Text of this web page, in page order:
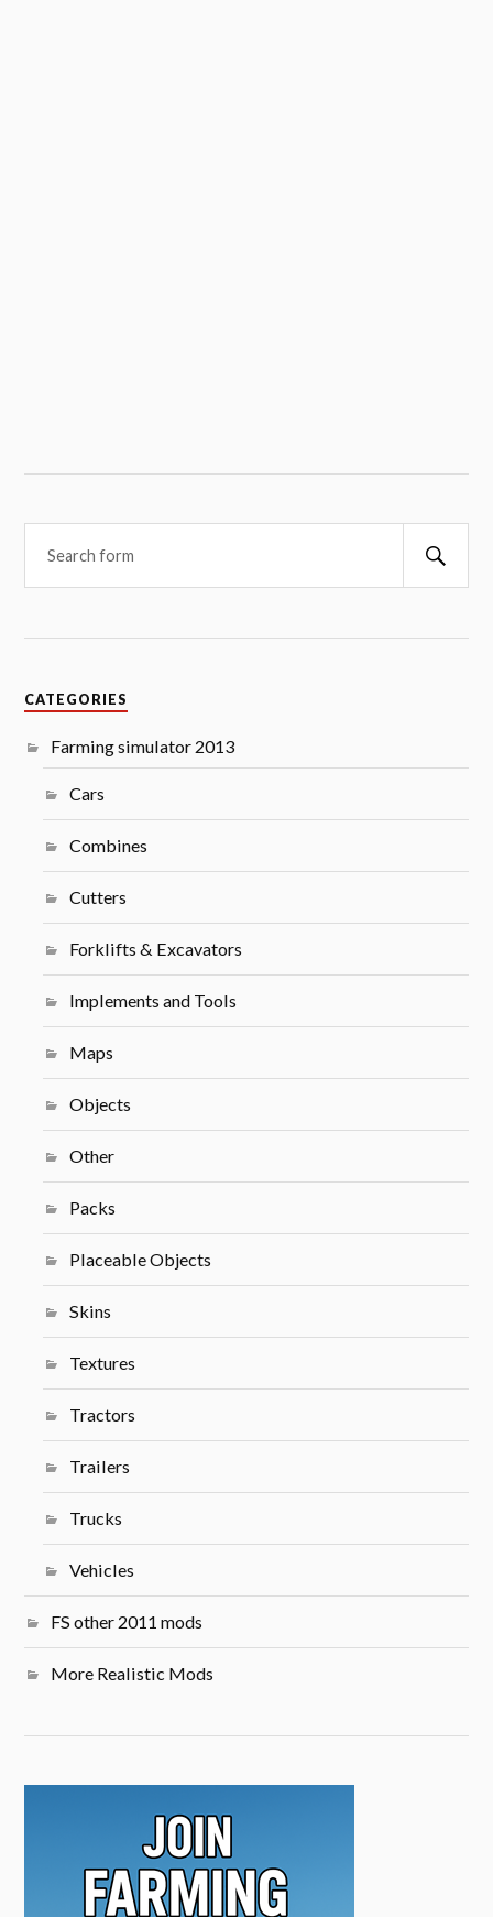
CATEGORIES
Farming simulator 2013
Cars
Combines
Cutters
Forklifts & Excavators
Implements and Tools
Maps
Objects
Other
Packs
Placeable Objects
Skins
Textures
Tractors
Trailers
Trucks
Vehicles
FS other 2011 mods
More Realistic Mods